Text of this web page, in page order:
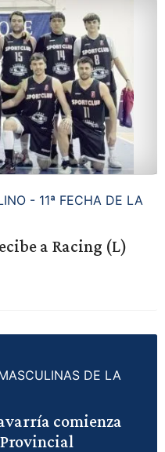
- 11ª FECHA DE LA
a Racing (L)
DE LA
comienza